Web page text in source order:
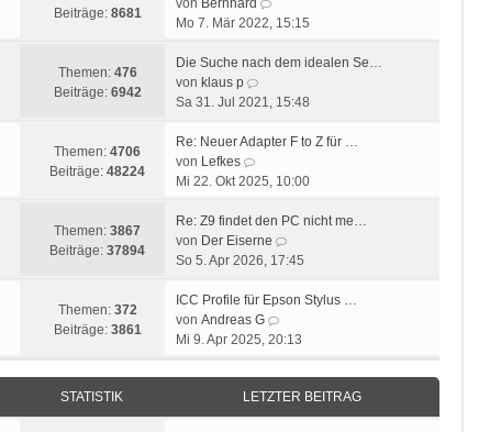
r
g
B
i
t
r
g
Beiträge: 8681
von Bernhard
e
e
r
e
t
r
a
Mo 7. Mär 2022, 15:15
Themen: 476
Beiträge: 6942
Die Suche nach dem idealen Se…
von klaus p
e
e
t
r
B
e
r
a
g
Sa 31. Jul 2021, 15:48
Themen:4706
Beiträge:48224
Re: Neuer Adapter F to Z für …
von Lefkes
e
e
s
t
r
B
e
i
t
r
a
Mi 22. Okt 2025, 10:00
Themen:3867
Beiträge:37894
Re: Z9 findet den PC nicht me…
von Der Eiserne
e
e
t
e
r
B
e
So 5. Apr 2026, 17:45
Themen: 372
Beiträge: 3861
ICC Profile für Epson Stylus …
von Andreas G
e
u
e
s
t
Mi 9. Apr 2025, 20:13
STATISTIK LETZTER BEITRAG